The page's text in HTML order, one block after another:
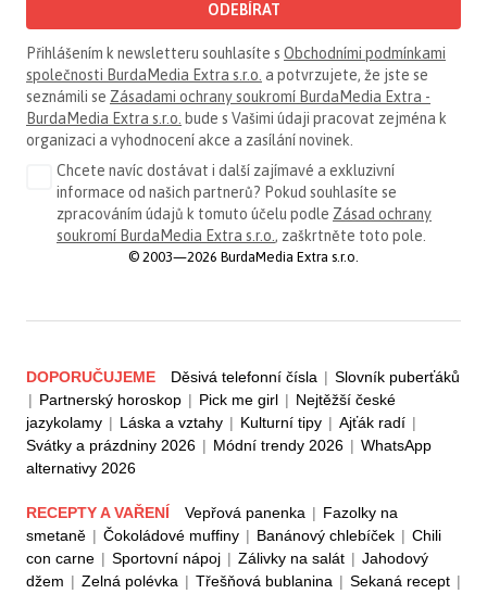
ODEBÍRAT
Přihlášením k newsletteru souhlasíte s Obchodními podmínkami
společnosti BurdaMedia Extra s.r.o. a potvrzujete, že jste se
seznámili se Zásadami ochrany soukromí BurdaMedia Extra -
BurdaMedia Extra s.r.o. bude s Vašimi údaji pracovat zejména k
organizaci a vyhodnocení akce a zasílání novinek.
Chcete navíc dostávat i další zajímavé a exkluzivní
informace od našich partnerů? Pokud souhlasíte se
zpracováním údajů k tomuto účelu podle Zásad ochrany
soukromí BurdaMedia Extra s.r.o., zaškrtněte toto pole.
© 2003—2026 BurdaMedia Extra s.r.o.
DOPORUČUJEME Děsivá telefonní čísla | Slovník puberťáků
| Partnerský horoskop | Pick me girl | Nejtěžší české
jazykolamy | Láska a vztahy | Kulturní tipy | Ajťák radí |
Svátky a prázdniny 2026 | Módní trendy 2026 | WhatsApp
alternativy 2026
RECEPTY A VAŘENÍ Vepřová panenka | Fazolky na
smetaně | Čokoládové muffiny | Banánový chlebíček | Chili
con carne | Sportovní nápoj | Zálivky na salát | Jahodový
džem | Zelná polévka | Třešňová bublanina | Sekaná recept |